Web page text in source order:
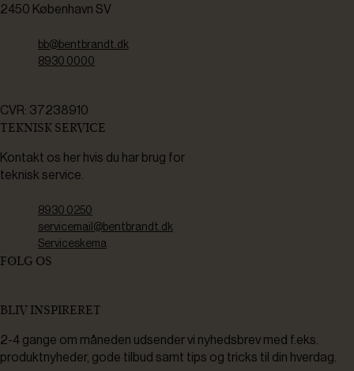
2450 København SV
bb@bentbrandt.dk
8930 0000
CVR: 37238910
TEKNISK SERVICE
Kontakt os her hvis du har brug for
teknisk service.
8930 0250
servicemail@bentbrandt.dk
Serviceskema
FØLG OS
BLIV INSPIRERET
2-4 gange om måneden udsender vi nyhedsbrev med f.eks.
produktnyheder, gode tilbud samt tips og tricks til din hverdag.